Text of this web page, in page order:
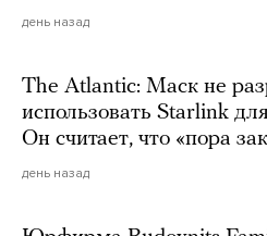
день назад
The Atlantic: Маск не
использовать Starlink
Он считает, что «пора
день назад